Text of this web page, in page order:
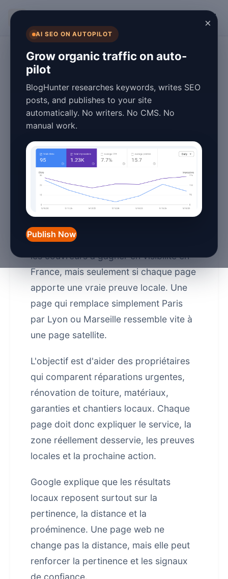
×
AI SEO ON AUTOPILOT
Grow organic traffic on auto-
pilot
BlogHunter researches keywords, writes SEO
posts, and publishes to your site
automatically. No writers. No CMS. No
manual work.
Publish Now
Comment créer
des pages SEO
locales pour les
couvreurs en
France
May 27, 20264 min read
Les pages SEO locales peuvent aider
les couvreurs à gagner en visibilité en
France, mais seulement si chaque page
apporte une vraie preuve locale. Une
page qui remplace simplement Paris
par Lyon ou Marseille ressemble vite à
une page satellite.
L'objectif est d'aider des propriétaires
qui comparent réparations urgentes,
rénovation de toiture, matériaux,
garanties et chantiers locaux. Chaque
page doit donc expliquer le service, la
zone réellement desservie, les preuves
locales et la prochaine action.
Google explique que les résultats
locaux reposent surtout sur la
pertinence, la distance et la
proéminence. Une page web ne
change pas la distance, mais elle peut
renforcer la pertinence et les signaux
de confiance.